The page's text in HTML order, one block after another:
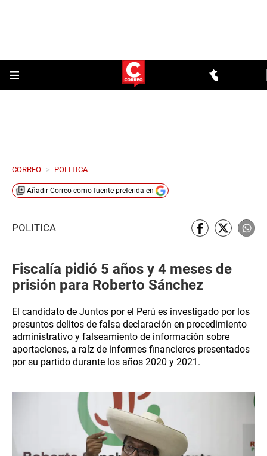
CORREO > POLITICA
Añadir Correo como fuente preferida en
POLÍTICA
Fiscalía pidió 5 años y 4 meses de
prisión para Roberto Sánchez
El candidato de Juntos por el Perú es investigado por los
presuntos delitos de falsa declaración en procedimiento
administrativo y falseamiento de información sobre
aportaciones, a raíz de informes financieros presentados
por su partido durante los años 2020 y 2021.